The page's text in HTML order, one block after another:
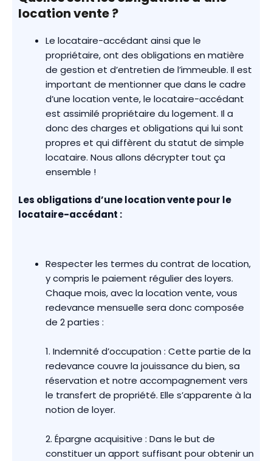
location vente ?
Le locataire-accédant ainsi que le
propriétaire, ont des obligations en matière
de gestion et d’entretien de l’immeuble. Il est
important de mentionner que dans le cadre
d’une location vente, le locataire-accédant
est assimilé propriétaire du logement. Il a
donc des charges et obligations qui lui sont
propres et qui diffèrent du statut de simple
locataire. Nous allons décrypter tout ça
ensemble !
Les obligations d’une location vente pour le
locataire-accédant :
Respecter les termes du contrat de location,
y compris le paiement régulier des loyers.
Chaque mois, avec la location vente, vous
redevance mensuelle sera donc composée
de 2 parties :
1. Indemnité d’occupation : Cette partie de la
redevance couvre la jouissance du bien, sa
réservation et notre accompagnement vers
le transfert de propriété. Elle s’apparente à la
notion de loyer.
2. Épargne acquisitive : Dans le but de
constituer un apport suffisant pour obtenir un